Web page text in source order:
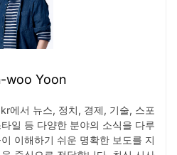
woo Yoon
에서 뉴스, 정치, 경제, 기술, 스포
일 등 다양한 분야의 소식을 다루
이해하기 쉬운 명확한 보도를 지